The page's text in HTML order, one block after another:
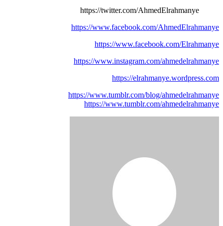
https://twitter.com/AhmedElrahmanye
https://www.facebook.com/AhmedElrahmanye
https://www.facebook.com/Elrahmanye
https://www.instagram.com/ahmedelrahmanye
https://elrahmanye.wordpress.com
https://www.tumblr.com/blog/ahmedelrahmanye
https://www.tumblr.com/ahmedelrahmanye